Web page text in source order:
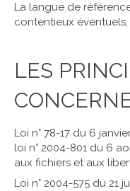
La langue de
contentieux éventuels,
LES
Loi n° 78-17 du 6
loi n° 2004-801 du 6
aux fichiers et aux
Loi n° 2004-575 du 21